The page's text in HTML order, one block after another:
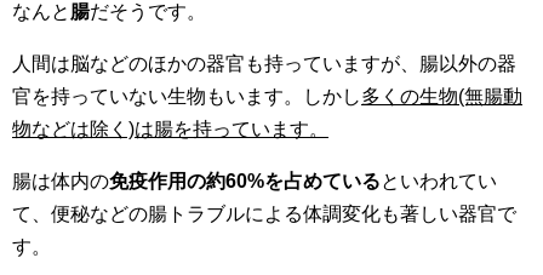
なんと 腸だそうです。
人間は脳などのほかの器官も持っていますが、腸以外の器
官を持っていない生物もいます。しかし多くの生物(無腸動
物などは除く)は腸を持っています。
腸は体内の免疫作用の約60%を占めているといわれてい
て、便秘などの腸トラブルによる体調変化も著しい器官で
す。